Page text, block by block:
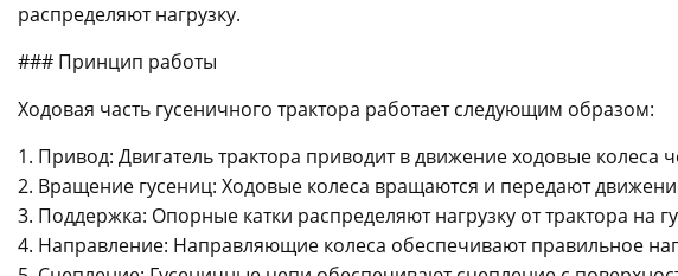
распределяют нагрузку.
### Принцип работы
Ходовая часть гусеничного трактора работает следующим образом:
1. Привод: Двигатель трактора приводит в движение ходовые колеса
2. Вращение гусениц: Ходовые колеса вращаются и передают
3. Поддержка: Опорные катки распределяют нагрузку от трактора на
4. Направление: Направляющие колеса обеспечивают правильное